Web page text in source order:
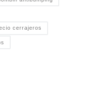
cerrajeros